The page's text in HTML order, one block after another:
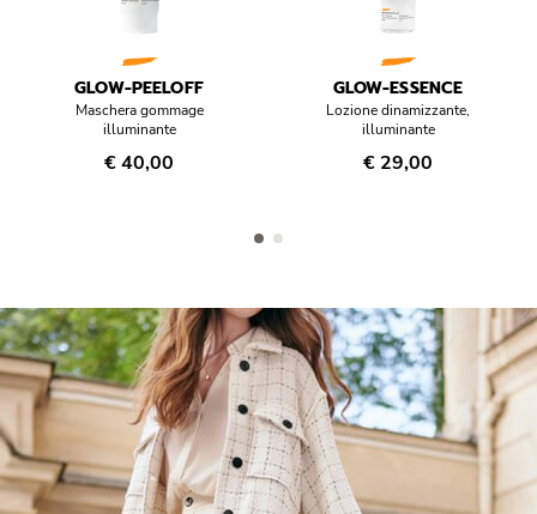
GLOW-PEELOFF
Maschera gommage
illuminante
€ 40,00
GLOW-ESSENCE
Lozione dinamizzante,
illuminante
€ 29,00